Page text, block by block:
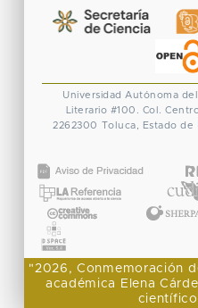
Universidad Autónoma
Literario #100. Col.
2262300 Toluca, Estado de
"2026, Conmemoración
académica Elena